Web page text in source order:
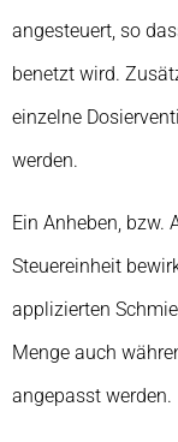
angesteuert, so
benetzt wird.
einzelne
werden.
Ein Anheben, bzw.
Steuereinheit
applizierten
Menge auch
angepasst werden.